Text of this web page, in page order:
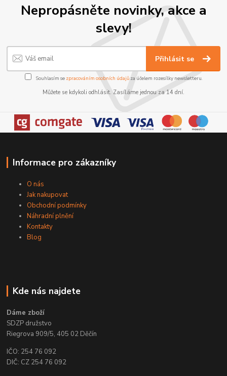
Nepropásněte novinky, akce a
slevy!
Přihlásit se
Souhlasím se zpracováním osobních údajůza účelem rozesílky newsletteru.
Můžete se kdykoli odhlásit. Zasíláme jednou za 14 dní.
Informace pro zákazníky
O nás
Jak nakupovat
Obchodní podmínky
Náhradní plnění
Kontakty
Blog
Kde nás najdete
Dáme zboží
SDZP družstvo
Riegrova 909/5, 405 02 Děčín
IČO: 254 76 092
DIČ: CZ 254 76 092